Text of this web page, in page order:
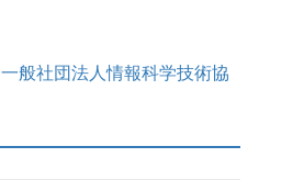
一般社団法人情報科学技術協